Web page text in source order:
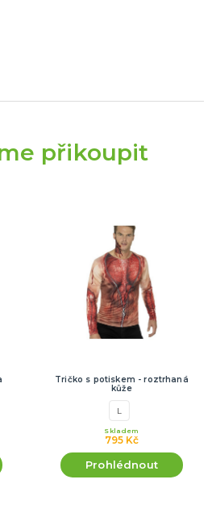
přikoupit
Tričko s potiskem - roztrhaná
kůže
L
795 Kč
Skladem
Prohlédnout